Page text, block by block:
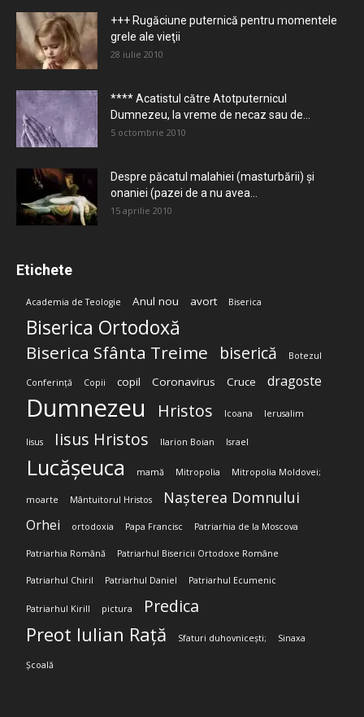
+++ Rugăciune puternică pentru momentele
grele ale vieţii
28 iulie 2010
**** Acatistul către Atotputernicul
Dumnezeu, la vreme de necaz sau de...
5 octombrie 2010
Despre păcatul malahiei (masturbării) şi
onaniei (pazei de a nu avea...
15 aprilie 2010
Etichete
Academia de Teologie Anul nou avort Biserica
Biserica Ortodoxă
Biserica Sfânta Treime biserică Botezul
Conferință Copii copil Coronavirus Cruce dragoste
Dumnezeu Hristos Icoana Ierusalim
Iisus Iisus Hristos Ilarion Boian Israel
Lucășeuca mamă Mitropolia Mitropolia Moldovei;
moarte Mântuitorul Hristos Nașterea Domnului
Orhei ortodoxia Papa Francisc Patriarhia de la Moscova
Patriarhia Română Patriarhul Bisericii Ortodoxe Române
Patriarhul Chiril Patriarhul Daniel Patriarhul Ecumenic
Patriarhul Kirill pictura Predica
Preot Iulian Rață Sfaturi duhovnicești; Sinaxa
Școală